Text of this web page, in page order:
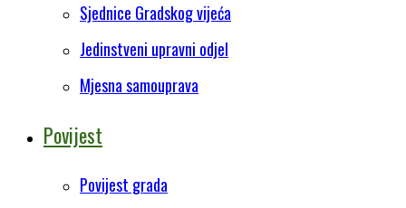
Sjednice Gradskog vijeća
Jedinstveni upravni odjel
Mjesna samouprava
Povijest
Povijest grada